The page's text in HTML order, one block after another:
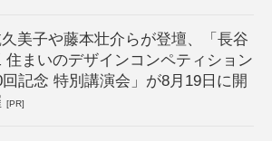
美子や藤本壮介らが登壇、「長谷
住まいのデザインコンペティション
回記念 特別講演会」が8月19日に開
[PR]